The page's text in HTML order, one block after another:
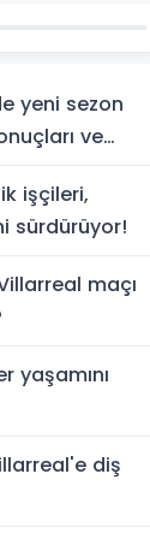
yeni sezon
ve
işçileri,
sürdürüyor!
maçı
yaşamını
diş